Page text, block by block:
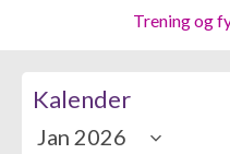
navigationTrening og
Kalender